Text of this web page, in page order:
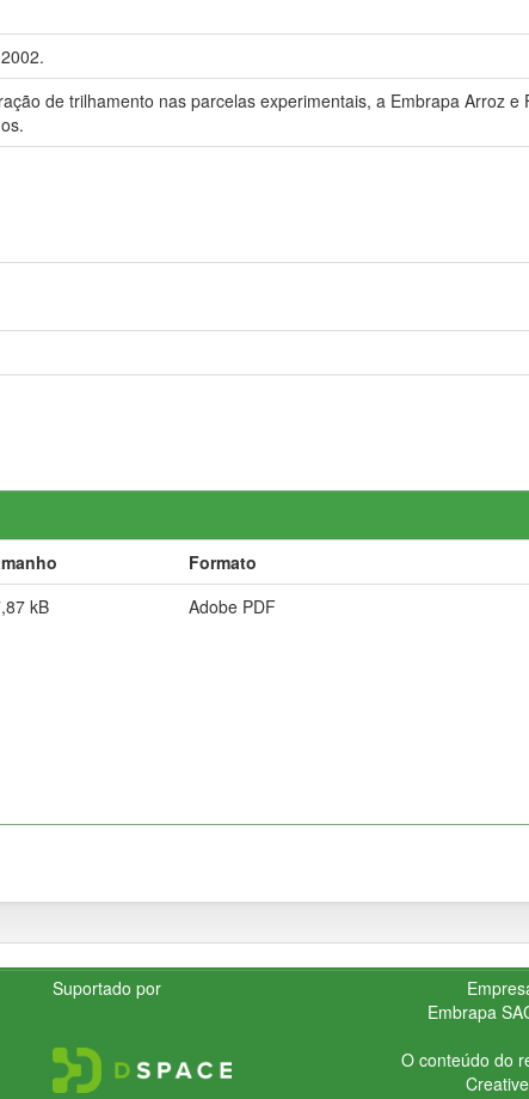
de trilhamento nas parcelas experimentais, a Embrapa Arroz
Formato
kB Adobe PDF
Suportado por
Embrapa
O conteúdo do